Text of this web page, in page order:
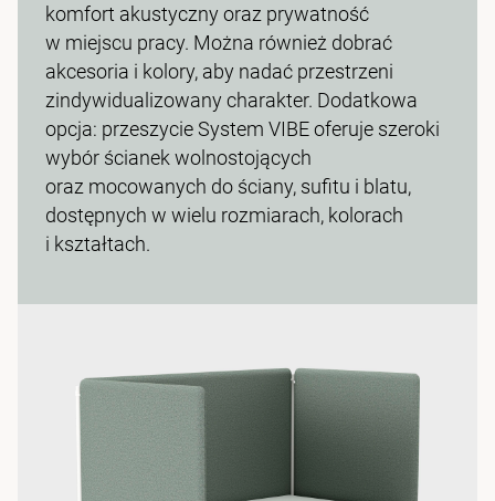
komfort akustyczny oraz prywatność
w miejscu pracy. Można również dobrać
akcesoria i kolory, aby nadać przestrzeni
zindywidualizowany charakter. Dodatkowa
opcja: przeszycie System VIBE oferuje szeroki
wybór ścianek wolnostojących
oraz mocowanych do ściany, sufitu i blatu,
dostępnych w wielu rozmiarach, kolorach
i kształtach.